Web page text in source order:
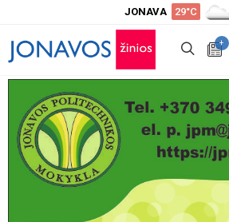
JONAVA 29°C
+